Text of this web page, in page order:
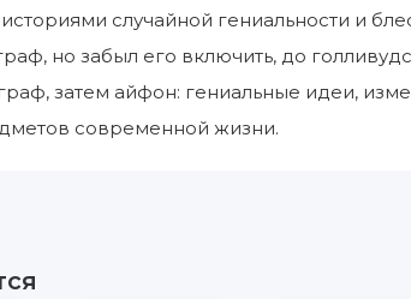
случайной гениальности и
но забыл его включить, до
затем айфон: гениальные идеи,
современной жизни.